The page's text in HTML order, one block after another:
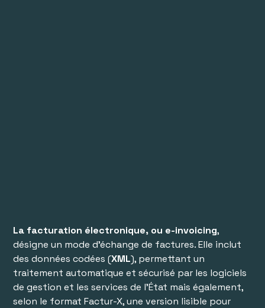
La facturation électronique, ou e-invoicing,
désigne un mode d’échange de factures. Elle inclut
des données codées (XML), permettant un
traitement automatique et sécurisé par les logiciels
de gestion et les services de l’État mais également,
selon le format Factur-X, une version lisible pour